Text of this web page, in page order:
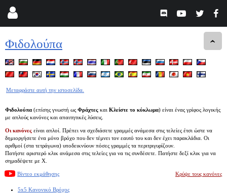
Φιδολούπα
Μεταφράστε αυτή την ιστοσελίδα.
Φιδολούπα (επίσης γνωστή ως Φράχτες και Κλείστε το κύκλωμα) είναι ένας γρίφος λογικής
με απλούς κανόνες και απαιτητικές λύσεις.
Οι κανόνες είναι απλοί. Πρέπει να σχεδιάσετε γραμμές ανάμεσα στις τελείες έτσι ώστε να
δημιοργήσετε ένα μόνο βρόχο που δεν τέμνει τον εαυτό του και δεν έχει παρακλάδια. Οι
αριθμοί (στα τετράγωνα) υποδεικνύουν πόσες γραμμές τα περιτριγυρίζουν.
Πατήστε αριστερό κλικ ανάμεσα στις τελείες για να τις συνδέσετε. Πατήστε δεξί κλικ για να
σημαδέψετε με Χ.
Βίντεο εκμάθησης Κρύψε τους κανόνες
5x5 Κανονικό Βρόχος